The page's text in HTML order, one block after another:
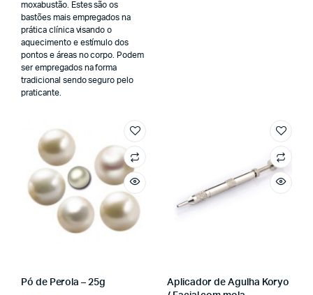
moxabustão. Estes são os
bastões mais empregados na
prática clínica visando o
aquecimento e estímulo dos
pontos e áreas no corpo. Podem
ser empregados na forma
tradicional sendo seguro pelo
praticante.
Pó de Perola – 25g
Aplicador de Agulha Koryo